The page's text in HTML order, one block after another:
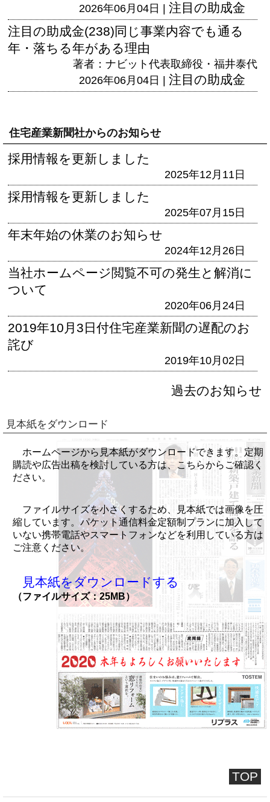
2026年06月04日 | 注目の助成金
注目の助成金(238)同じ事業内容でも通る
年・落ちる年がある理由
著者：ナビット代表取締役・福井泰代
2026年06月04日 | 注目の助成金
住宅産業新聞社からのお知らせ
採用情報を更新しました
2025年12月11日
採用情報を更新しました
2025年07月15日
年末年始の休業のお知らせ
2024年12月26日
当社ホームページ閲覧不可の発生と解消に
ついて
2020年06月24日
2019年10月3日付住宅産業新聞の遅配のお
詫び
2019年10月02日
過去のお知らせ
見本紙をダウンロード
ホームページから見本紙がダウンロードできます。定期
購読や広告出稿を検討している方は、こちらからご確認く
ださい。
ファイルサイズを小さくするため、見本紙では画像を圧
縮しています。パケット通信料金定額制プランに加入して
いない携帯電話やスマートフォンなどを利用している方は
ご注意ください。
見本紙をダウンロードする
（ファイルサイズ：25MB）
TOP